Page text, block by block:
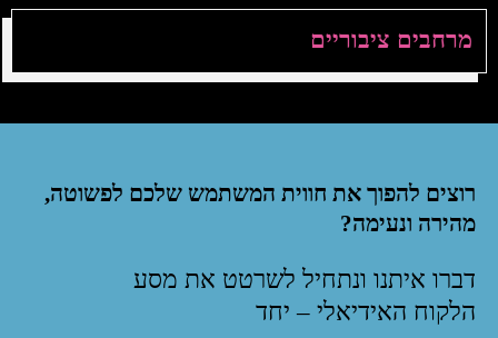
מרחבים ציבוריים
רוצים להפוך את חווית המשתמש שלכם לפשוטה,
מהירה ונעימה?
דברו איתנו ונתחיל לשרטט את מסע
הלקוח האידיאלי – יחד